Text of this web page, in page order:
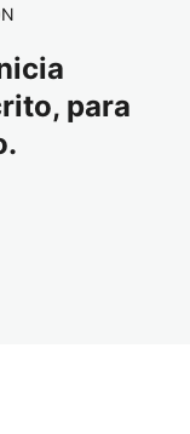
para